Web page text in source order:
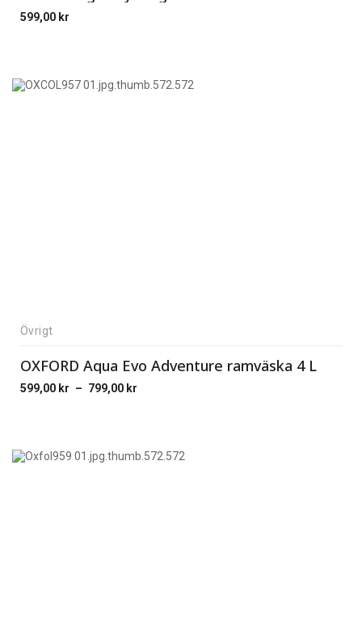
599,00 kr
Övrigt
OXFORD Aqua Evo Adventure ramväska 4 L
599,00 kr – 799,00 kr
799,00 kr